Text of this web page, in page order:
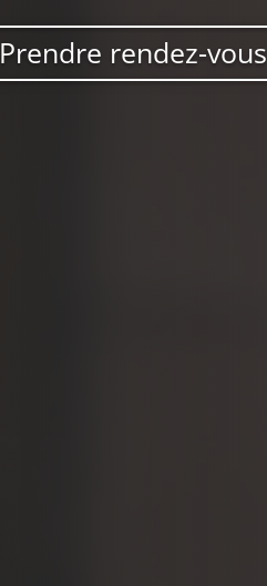
Prendre rendez-vous